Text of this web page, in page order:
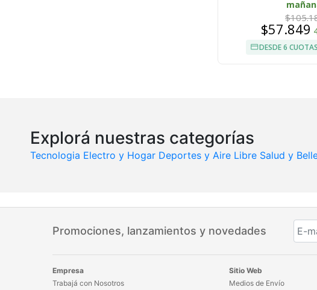
$57.849
DESDE 6
Explorá nuestras categorías
Tecnologia Electro y Hogar Deportes y Aire Libre Salud y
Promociones, lanzamientos y novedades
Empresa
Trabajá con Nosotros
Sitio Web
Medios de Envío